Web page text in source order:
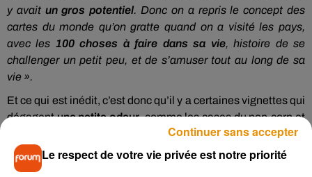
y avait un gros potentiel. Donc on a repris le concept des
cartes du monde qu’on gratte quand on a visité les pays,
avec les 100 choses à faire dans sa vie, histoire de se
challenger un petit peu, et de s’amuser tout au long de sa
vie ».
Et ce qui est inédit, c’est donc qu’il y a certaines vignettes qui
dégagentune petite odeur, comme les cases du pop-corn et
« D’abord, ma chérie a fait les
dessins au stylo bille, puis je les ai scannés pour les passer
en numérique et pour pouvoir les coloriser derrière, c’était
Le respect de votre vie privée est notre priorité
Continuer sans accepter